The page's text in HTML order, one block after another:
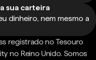
sua carteira
dinheiro, nem mesmo a
registrado no Tesouro
no Reino Unido. Somos